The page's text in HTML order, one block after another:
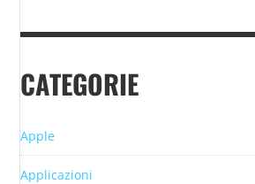
CATEGORIE
Apple
Applicazioni